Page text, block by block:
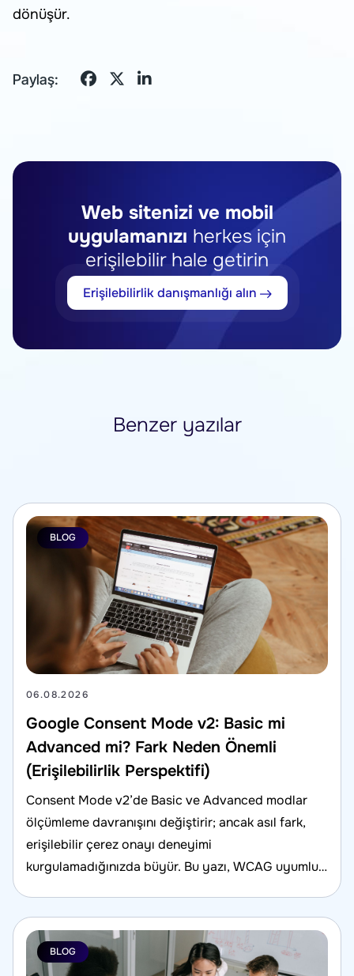
dönüşür.
Paylaş:
Web sitenizi ve mobil
uygulamanızı herkes için
erişilebilir hale getirin
Erişilebilirlik danışmanlığı alın
Benzer yazılar
BLOG
06.08.2026
Google Consent Mode v2: Basic mi
Advanced mi? Fark Neden Önemli
(Erişilebilirlik Perspektifi)
Consent Mode v2’de Basic ve Advanced modlar
ölçümleme davranışını değiştirir; ancak asıl fark,
erişilebilir çerez onayı deneyimi
kurgulamadığınızda büyür. Bu yazı, WCAG uyumlu
BLOG